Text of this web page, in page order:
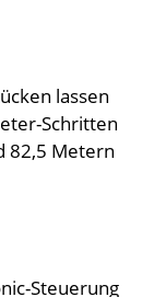
lassen
Schritten
82,5 Metern
Steuerung